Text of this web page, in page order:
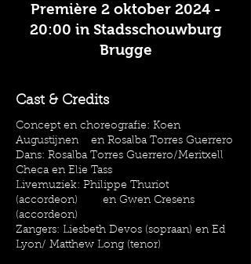
Première 2 oktober 2024 -
20:00 in Stadsschouwburg
Brugge
Cast & Credits
Concept en choreografie: Koen
Augustijnen en Rosalba Torres Guerrero
Dans: Rosalba Torres Guerrero/Meritxell
Checa en Elie Tass
Livemuziek: Philippe Thuriot
(accordeon) en Gwen Cresens
(accordeon)
Zangers: Liesbeth Devos (sopraan) en Ed
Lyon/ Matthew Long (tenor)